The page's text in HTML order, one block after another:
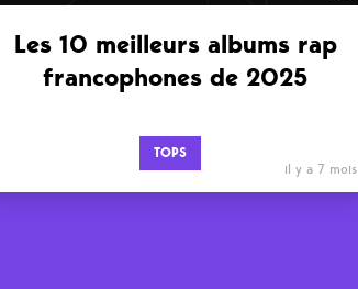
Les 10 meilleurs albums rap
francophones de 2025
TOPS
il y a 7 mois